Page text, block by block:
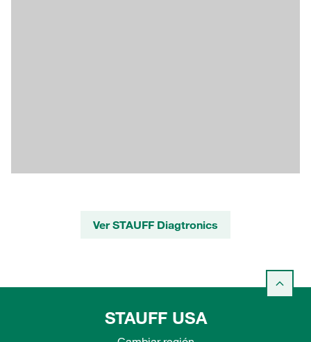
Ver STAUFF Diagtronics
STAUFF USA